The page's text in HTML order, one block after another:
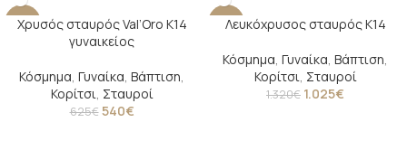
-14%
Χρυσός σταυρός Val’Oro Κ14
γυναικείος
Κόσμημα, Γυναίκα, Βάπτιση,
Κορίτσι, Σταυροί
625€ 540€
-22%
Λευκόχρυσος σταυρός Κ14
Κόσμημα, Γυναίκα, Βάπτιση,
Κορίτσι, Σταυροί
1.320€ 1.025€